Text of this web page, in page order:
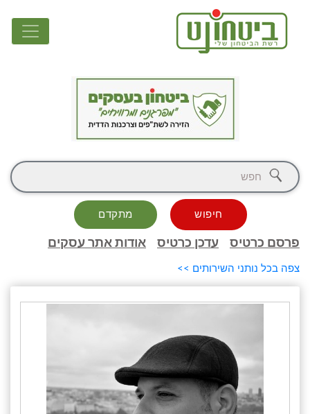
חיפוש מתקדם
פרסם כרטיס עדכן כרטיס אודות אתר עסקים
צפה בכל נותני השירותים >>